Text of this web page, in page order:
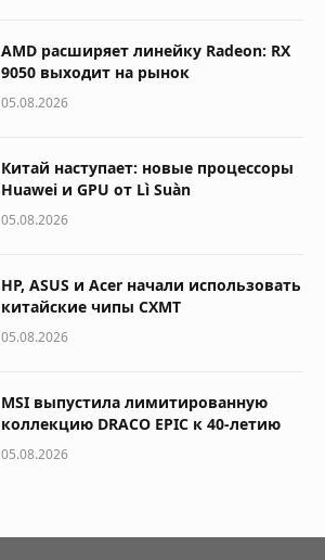
AMD расширяет линейку Radeon: RX
9050 выходит на рынок
05.08.2026
Китай наступает: новые процессоры
Huawei и GPU от Lì Suàn
05.08.2026
HP, ASUS и Acer начали использовать
китайские чипы CXMT
05.08.2026
MSI выпустила лимитированную
коллекцию DRACO EPIC к 40-летию
05.08.2026